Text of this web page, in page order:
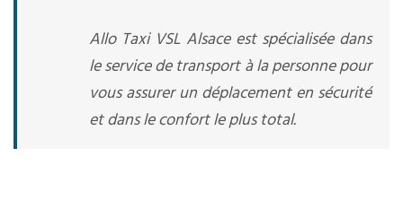
Allo Taxi VSL Alsace est spécialisée dans
le service de transport à la personne pour
vous assurer un déplacement en sécurité
et dans le confort le plus total.